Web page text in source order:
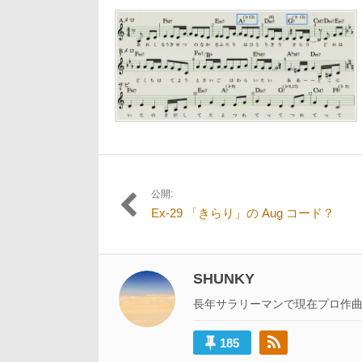
月
19
日
イ
ズ
の
リ
ン
ク:
投
ナ
ビ
ゲ
ー
公開:
Ex-29 「きらり」の Aug コード？
SHUNKY
長年サラリーマンで現在プロ作曲
185